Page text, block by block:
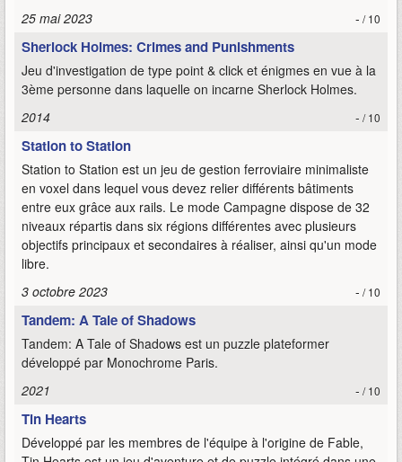
25 mai 2023
- / 10
Sherlock Holmes: Crimes and Punishments
Jeu d'investigation de type point & click et énigmes en vue à la
3ème personne dans laquelle on incarne Sherlock Holmes.
2014
- / 10
Station to Station
Station to Station est un jeu de gestion ferroviaire minimaliste
en voxel dans lequel vous devez relier différents bâtiments
entre eux grâce aux rails. Le mode Campagne dispose de 32
niveaux répartis dans six régions différentes avec plusieurs
objectifs principaux et secondaires à réaliser, ainsi qu'un mode
libre.
3 octobre 2023
- / 10
Tandem: A Tale of Shadows
Tandem: A Tale of Shadows est un puzzle plateformer
développé par Monochrome Paris.
2021
- / 10
Tin Hearts
Développé par les membres de l'équipe à l'origine de Fable,